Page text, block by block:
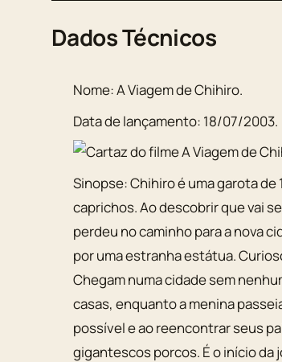
Dados Técnicos
Nome:A Viagem de Chihiro.
Data de lançamento: 18/07/2003.
Sinopse:Chihiro é uma garota
caprichos. Ao descobrir que vai
perdeu no caminho para a nova
por uma estranha estátua.
Chegam numa cidade sem
casas, enquanto a menina
possível e ao reencontrar seus
gigantescos porcos. É o início da